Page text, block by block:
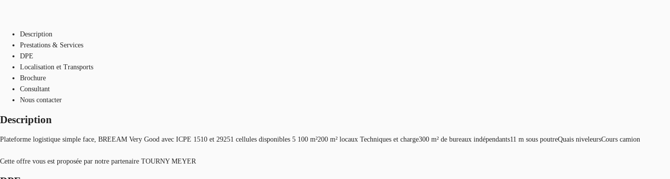
Description
Prestations & Services
DPE
Localisation et Transports
Brochure
Consultant
Nous contacter
Description
Plateforme logistique simple face, BREEAM Very Good avec ICPE 1510 et 29251 cellules disponibles 5 100 m²200 m² locaux Techniques et charge300 m² de bureaux indépendants11 m sous poutreQuais niveleursCours camion
Cette offre vous est proposée par notre partenaire TOURNY MEYER